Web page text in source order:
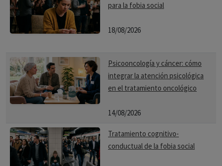
para la fobia social
18/08/2026
Psicooncología y cáncer: cómo
integrar la atención psicológica
en el tratamiento oncológico
14/08/2026
Tratamiento cognitivo-
conductual de la fobia social